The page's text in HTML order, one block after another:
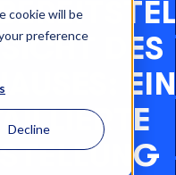
cookie will be
preference
Decline
DES